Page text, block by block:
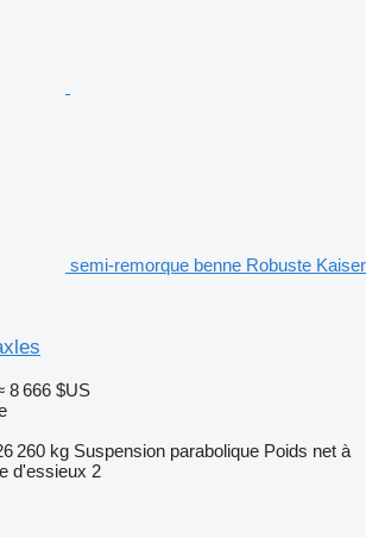
semi-remorque benne Robuste Kaiser
8 666 $US
260 kg Suspension parabolique Poids net à
d'essieux 2